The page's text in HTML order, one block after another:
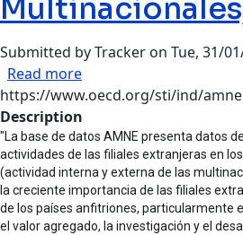
Submitted byTracker on Tue, 31/
Read moreabout Organización
https://www.oecd.org/sti/ind/
Description
"La base de datos AMNE presenta datos
actividades de las filiales extranjeras en los
(actividad interna y externa de las
la creciente importancia de las filiales
de los países anfitriones, particularmente
el valor agregado, la investigación y el